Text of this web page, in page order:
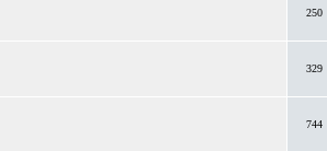
250
329
744